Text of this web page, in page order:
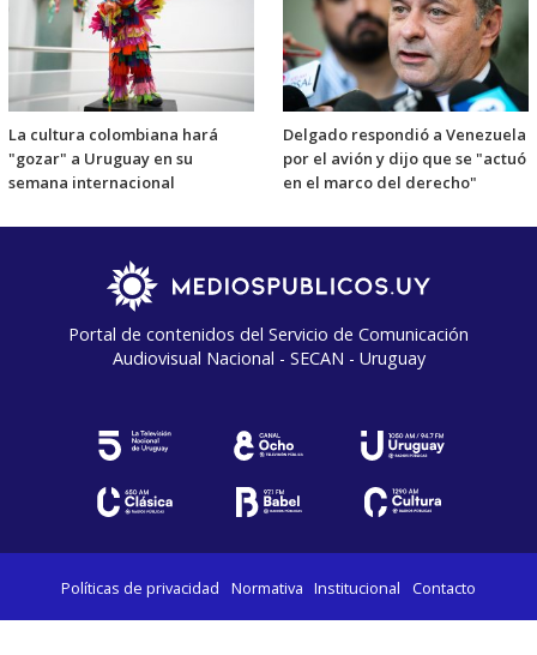
La cultura colombiana hará
"gozar" a Uruguay en su
semana internacional
Delgado respondió a Venezuela
por el avión y dijo que se "actuó
en el marco del derecho"
Portal de contenidos del Servicio de Comunicación
Audiovisual Nacional - SECAN - Uruguay
Políticas de privacidad Normativa Institucional Contacto